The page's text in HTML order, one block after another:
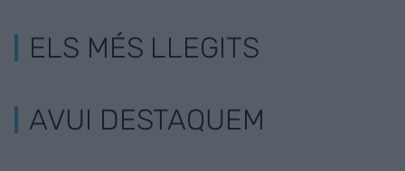
ELS MÉS LLEGITS
AVUI DESTAQUEM